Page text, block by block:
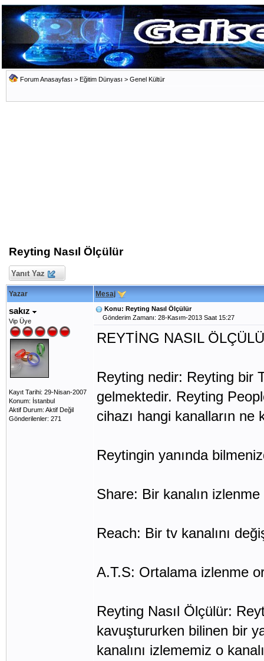
Forum Anasayfası > Eğitim Dünyası > Genel Kültür
Reyting Nasıl Ölçülür
Yanıt Yaz
Yazar Mesaj
sakız
Vip Üye
Kayıt Tarihi: 29-Nisan-2007
Konum: İstanbul
Aktif Durum: Aktif Değil
Gönderilenler: 271
Konu: Reyting Nasıl Ölçülür
Gönderim Zamanı: 28-Kasım-2013 Saat 15:27
REYTİNG NASIL
Reyting nedir: Reyting bir
gelmektedir. Reyting
cihazı hangi kanalların ne
Reytingin yanında
Share: Bir kanalın
Reach: Bir tv kanalını
A.T.S: Ortalama izlenme
Reyting Nasıl Ölçülür:
kavuştururken bilinen bir
kanalını izlememiz o